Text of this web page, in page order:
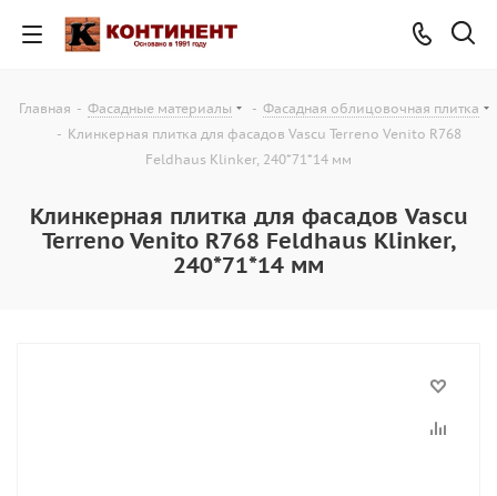
Главная - Фасадные материалы - Фасадная облицовочная плитка
- Клинкерная плитка для фасадов Vascu Terreno Venito R768
Feldhaus Klinker, 240*71*14 мм
Клинкерная плитка для фасадов Vascu
Terreno Venito R768 Feldhaus Klinker,
240*71*14 мм